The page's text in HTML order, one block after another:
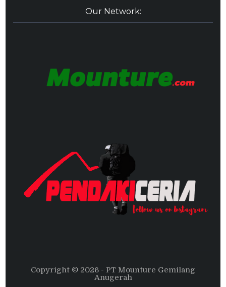
Our Network:
Copyright © 2026 - PT Mounture Gemilang
Anugerah